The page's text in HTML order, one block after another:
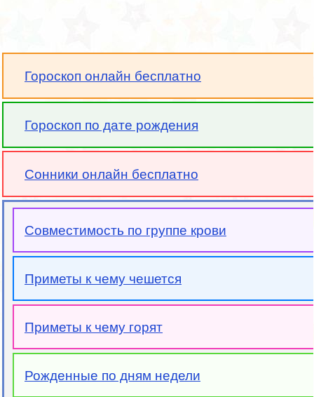
Гороскоп онлайн бесплатно
Гороскоп по дате рождения
Сонники онлайн бесплатно
Совместимость по группе крови
Приметы к чему чешется
Приметы к чему горят
Рожденные по дням недели